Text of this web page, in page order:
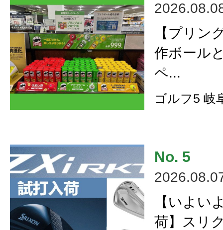
【プリン
作ボール
ペ...
ゴルフ5 岐
【いよい
荷】スリ